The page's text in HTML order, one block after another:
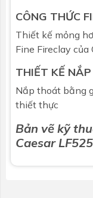
CÔNG THỨC
Thiết kế mỏng
Fine Fireclay của
THIẾT KẾ
Nắp thoát bằng
thiết thực
Bản vẽ kỹ
Caesar